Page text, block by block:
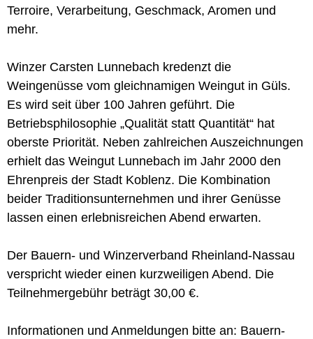
Terroire, Verarbeitung, Geschmack, Aromen und
mehr.
Winzer Carsten Lunnebach kredenzt die
Weingenüsse vom gleichnamigen Weingut in Güls.
Es wird seit über 100 Jahren geführt. Die
Betriebsphilosophie „Qualität statt Quantität“ hat
oberste Priorität. Neben zahlreichen Auszeichnungen
erhielt das Weingut Lunnebach im Jahr 2000 den
Ehrenpreis der Stadt Koblenz. Die Kombination
beider Traditionsunternehmen und ihrer Genüsse
lassen einen erlebnisreichen Abend erwarten.
Der Bauern- und Winzerverband Rheinland-Nassau
verspricht wieder einen kurzweiligen Abend. Die
Teilnehmergebühr beträgt 30,00 €.
Informationen und Anmeldungen bitte an: Bauern-